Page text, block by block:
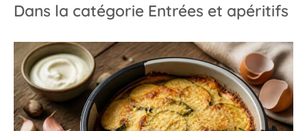
Dans la catégorie Entrées et apéritifs